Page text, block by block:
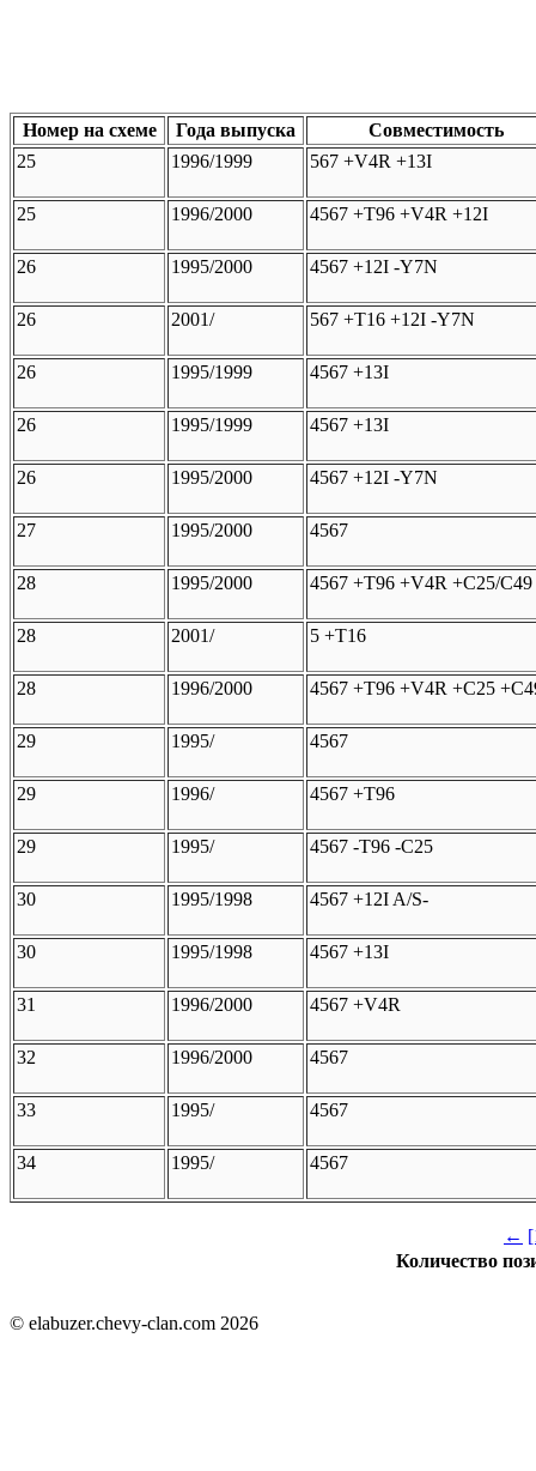
Номер на схеме Года выпуска
Совместимость
25
1996/1999 567 +V4R +13I
25 1996/2000 4567 +T96 +V4R +12I
26 1995/2000 4567 +12I -Y7N
26 2001/ 567 +T16 +12I -Y7N
26 1995/1999 4567 +13I
26 1995/1999 4567 +13I
26 1995/2000 4567 +12I -Y7N
27 1995/2000 4567
28 1995/2000 4567 +T96 +V4R +C25/C49
28 2001/ 5 +T16
28 1996/2000 4567 +T96 +V4R +C25
29 1995/ 4567
29 1996/ 4567 +T96
29 1995/ 4567 -T96 -C25
30 1995/1998 4567 +12I A/S-
30 1995/1998 4567 +13I
31 1996/2000 4567 +V4R
32 1996/2000 4567
33 1995/ 4567
34 1995/ 4567
←
Количество
© elabuzer.chevy-clan.com 2026